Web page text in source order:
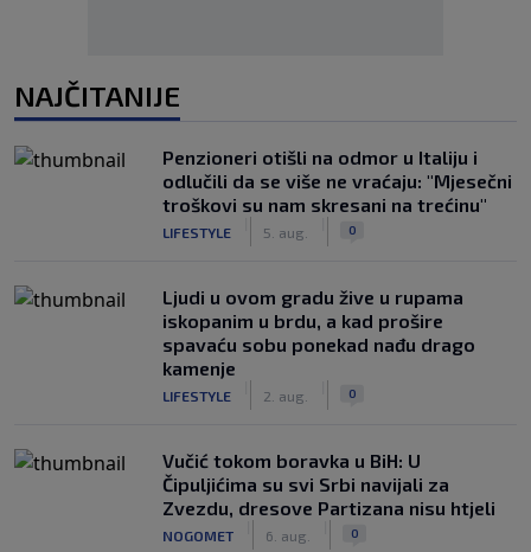
NAJČITANIJE
Penzioneri otišli na odmor u Italiju i
odlučili da se više ne vraćaju: "Mjesečni
troškovi su nam skresani na trećinu"
LIFESTYLE 5. aug. 0
Ljudi u ovom gradu žive u rupama
iskopanim u brdu, a kad prošire
spavaću sobu ponekad nađu drago
kamenje
LIFESTYLE 2. aug. 0
Vučić tokom boravka u BiH: U
Čipuljićima su svi Srbi navijali za
Zvezdu, dresove Partizana nisu htjeli
NOGOMET 6. aug. 0